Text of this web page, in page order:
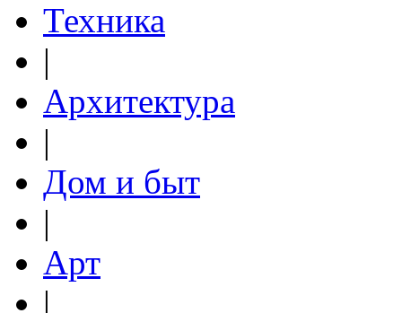
Техника
|
Архитектура
|
Дом и быт
|
Арт
|